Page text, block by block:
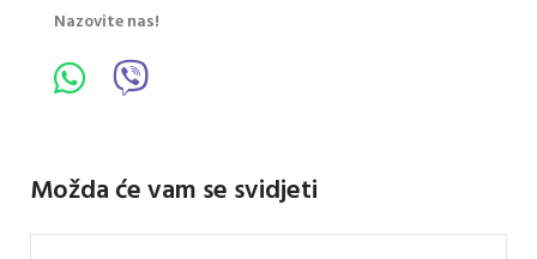
Nazovite nas!
Možda će vam se svidjeti